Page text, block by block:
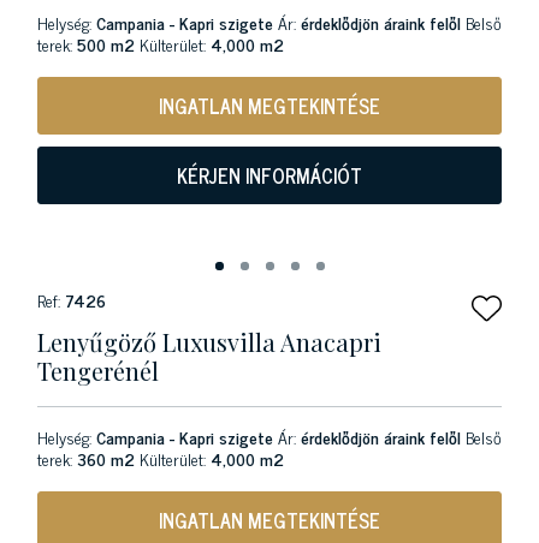
Helység:Campania - Kapri szigeteÁr:érdeklődjön áraink felől Belső
terek:500 m2 Külterület: 4,000 m2
INGATLAN MEGTEKINTÉSE
KÉRJEN INFORMÁCIÓT
Ref: 7426
Lenyűgöző Luxusvilla Anacapri
Tengerénél
Helység:Campania - Kapri szigeteÁr:érdeklődjön áraink felől Belső
terek:360 m2 Külterület: 4,000 m2
INGATLAN MEGTEKINTÉSE